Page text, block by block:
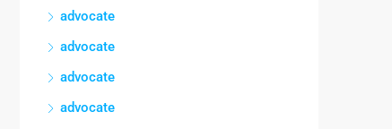
advocate
advocate
advocate
advocate